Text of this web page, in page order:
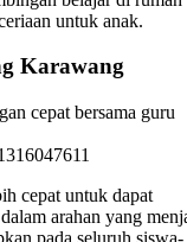
untuk anak.
Karawang
cepat bersama guru
cepat untuk dapat
arahan yang
pada seluruh siswa-